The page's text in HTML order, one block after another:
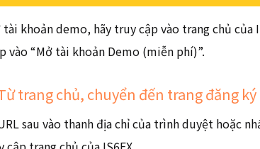
khoản demo, hãy truy cập vào trang chủ của
vào “Mở tài khoản Demo (miễn phí)”.
trang chủ, chuyển đến trang đăng
sau vào thanh địa chỉ của trình duyệt hoặc